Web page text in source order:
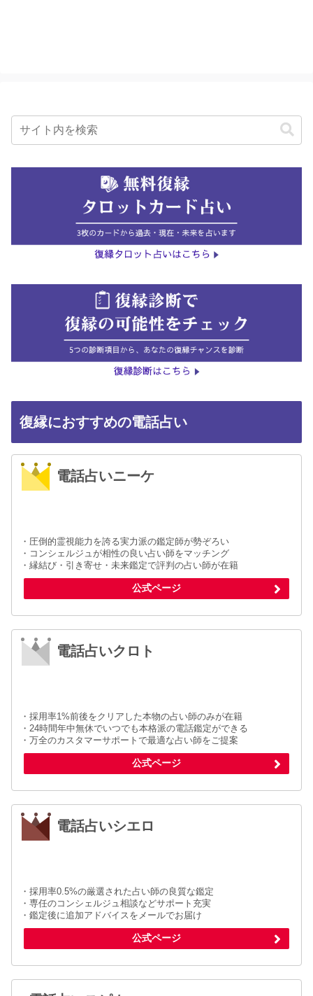
復縁におすすめの電話占い
電話占いニーケ
・圧倒的霊視能力を誇る実力派の鑑定師が勢ぞろい
・コンシェルジュが相性の良い占い師をマッチング
・縁結び・引き寄せ・未来鑑定で評判の占い師が在籍
公式ページ
電話占いクロト
・採用率1%前後をクリアした本物の占い師のみが在籍
・24時間年中無休でいつでも本格派の電話鑑定ができる
・万全のカスタマーサポートで最適な占い師をご提案
公式ページ
電話占いシエロ
・採用率0.5%の厳選された占い師の良質な鑑定
・専任のコンシェルジュ相談などサポート充実
・鑑定後に追加アドバイスをメールでお届け
公式ページ